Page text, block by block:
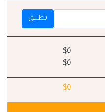
تطبيق
$0
$0
$0